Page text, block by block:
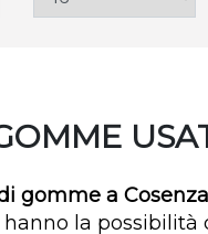
gomme a
hanno la